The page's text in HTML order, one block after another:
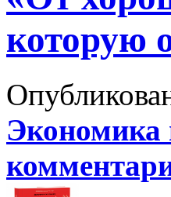
которую